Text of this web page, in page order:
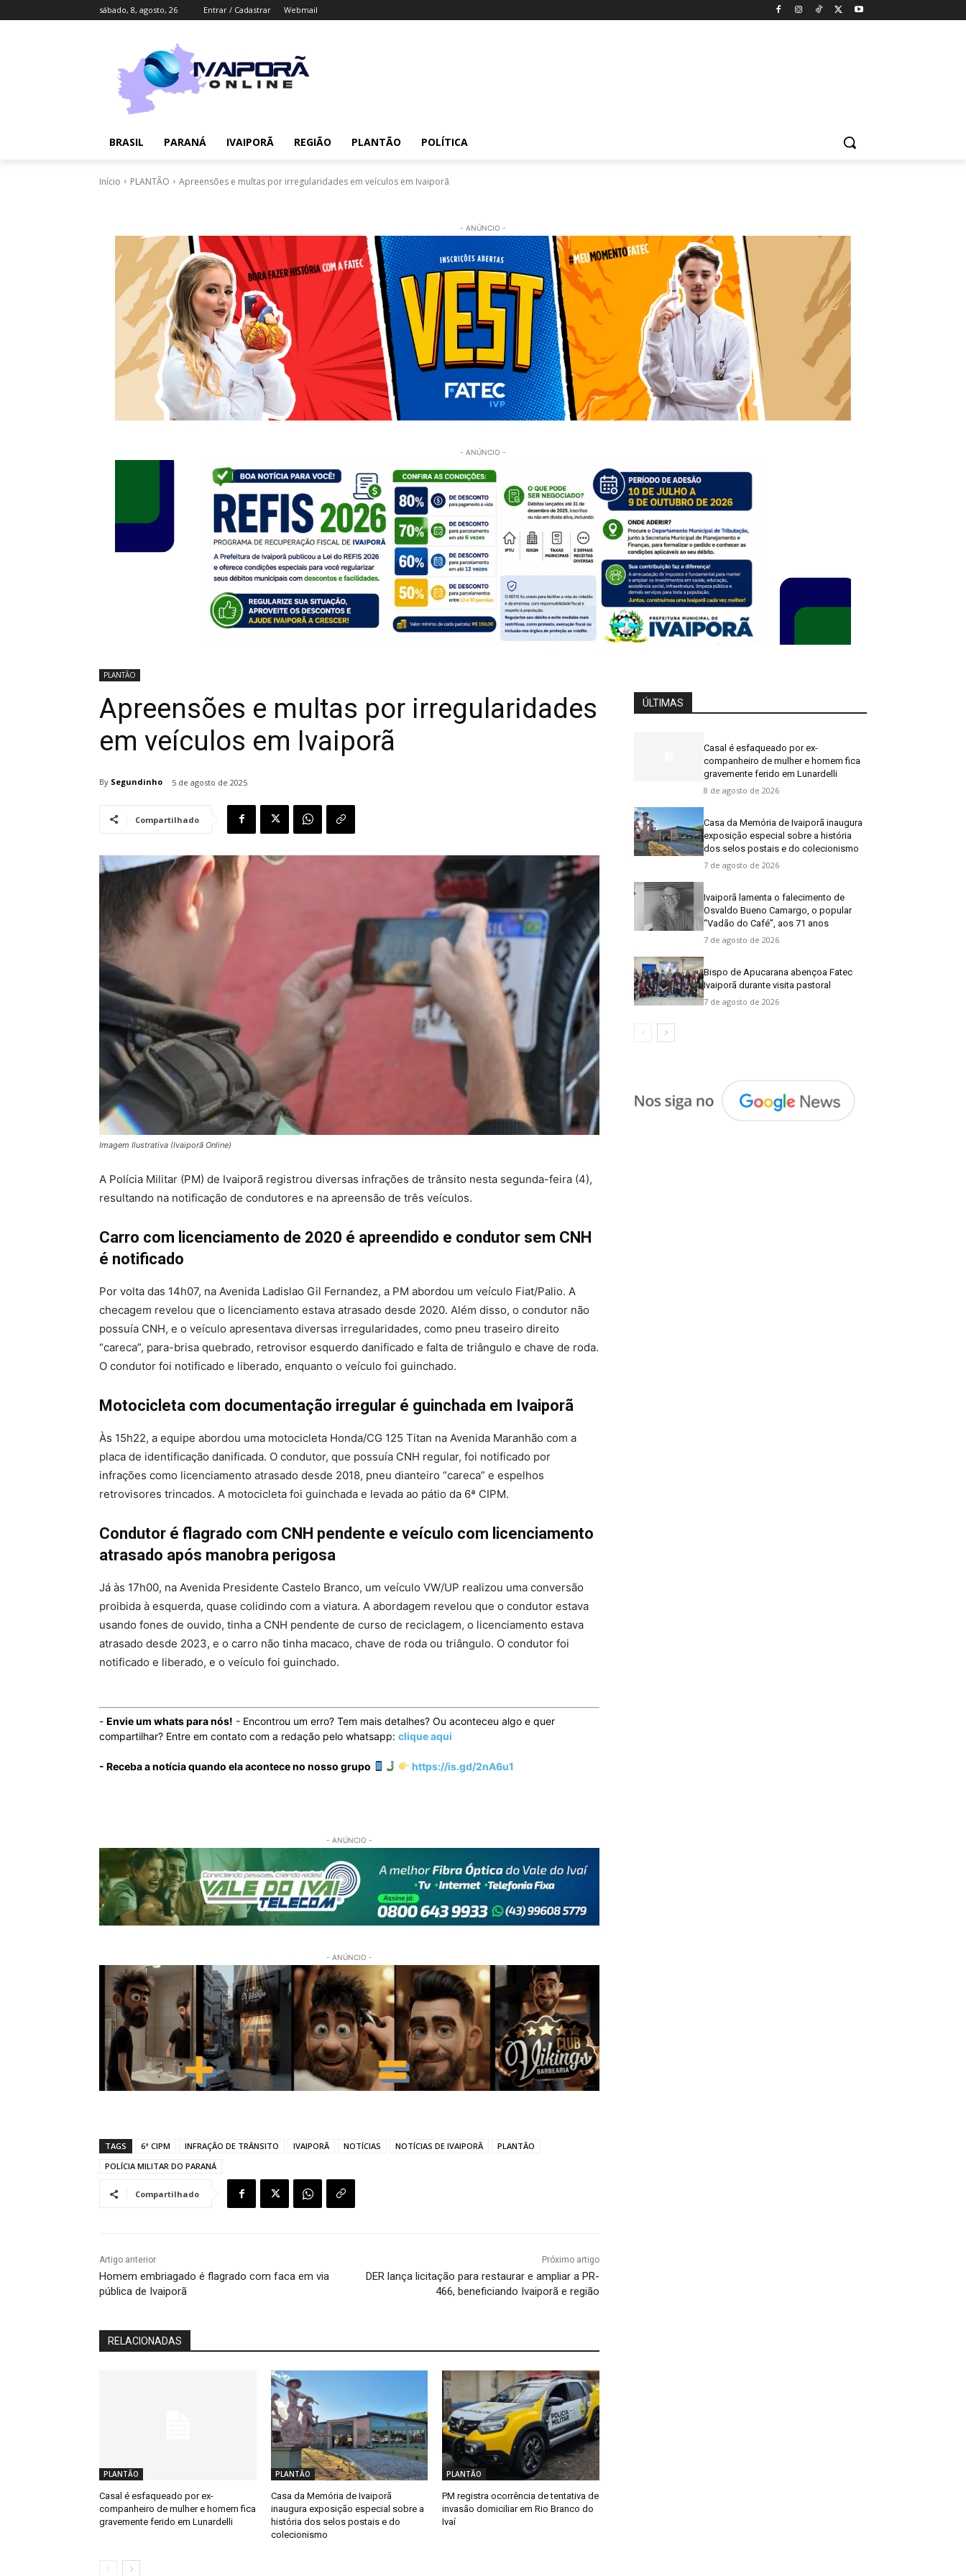
sábado, 8, agosto, 26 Entrar / Cadastrar Webmail
BRASIL PARANÁ IVAIPORÃ REGIÃO PLANTÃO POLÍTICA
Início PLANTÃO Apreensões e multas por irregularidades em veículos em Ivaiporã
- ANÚNCIO -
- ANÚNCIO -
PLANTÃO
Apreensões e multas por irregularidades
em veículos em Ivaiporã
By Segundinho 5 de agosto de 2025
Compartilhado
Imagem Ilustrativa (Ivaiporã Online)
A Polícia Militar (PM) de Ivaiporã registrou diversas infrações de trânsito nesta segunda-feira (4),
resultando na notificação de condutores e na apreensão de três veículos.
Carro com licenciamento de 2020 é apreendido e condutor sem CNH
é notificado
Por volta das 14h07, na Avenida Ladislao Gil Fernandez, a PM abordou um veículo Fiat/Palio. A
checagem revelou que o licenciamento estava atrasado desde 2020. Além disso, o condutor não
possuía CNH, e o veículo apresentava diversas irregularidades, como pneu traseiro direito
“careca”, para-brisa quebrado, retrovisor esquerdo danificado e falta de triângulo e chave de roda.
O condutor foi notificado e liberado, enquanto o veículo foi guinchado.
Motocicleta com documentação irregular é guinchada em Ivaiporã
Às 15h22, a equipe abordou uma motocicleta Honda/CG 125 Titan na Avenida Maranhão com a
placa de identificação danificada. O condutor, que possuía CNH regular, foi notificado por
infrações como licenciamento atrasado desde 2018, pneu dianteiro “careca” e espelhos
retrovisores trincados. A motocicleta foi guinchada e levada ao pátio da 6ª CIPM.
Condutor é flagrado com CNH pendente e veículo com licenciamento
atrasado após manobra perigosa
Já às 17h00, na Avenida Presidente Castelo Branco, um veículo VW/UP realizou uma conversão
proibida à esquerda, quase colidindo com a viatura. A abordagem revelou que o condutor estava
usando fones de ouvido, tinha a CNH pendente de curso de reciclagem, o licenciamento estava
atrasado desde 2023, e o carro não tinha macaco, chave de roda ou triângulo. O condutor foi
notificado e liberado, e o veículo foi guinchado.
- Envie um whats para nós! - Encontrou um erro? Tem mais detalhes? Ou aconteceu algo e quer
compartilhar? Entre em contato com a redação pelo whatsapp: clique aqui
- Receba a notícia quando ela acontece no nosso grupo https://is.gd/2nA6u1
- ANÚNCIO -
- ANÚNCIO -
TAGS 6ª CIPM INFRAÇÃO DE TRÂNSITO IVAIPORÃ NOTÍCIAS NOTÍCIAS DE IVAIPORÃ
PLANTÃO
POLÍCIA MILITAR DO PARANÁ
Compartilhado
Artigo anterior
Homem embriagado é flagrado com faca em via
pública de Ivaiporã
Próximo artigo
DER lança licitação para restaurar e ampliar a PR-
466, beneficiando Ivaiporã e região
RELACIONADAS
PLANTÃO
Casal é esfaqueado por ex-
companheiro de mulher e homem fica
gravemente ferido em Lunardelli
PLANTÃO
Casa da Memória de Ivaiporã
inaugura exposição especial sobre a
história dos selos postais e do
colecionismo
PLANTÃO
PM registra ocorrência de tentativa de
invasão domiciliar em Rio Branco do
Ivaí
ÚLTIMAS
Casal é esfaqueado por ex-
companheiro de mulher e homem fica
gravemente ferido em Lunardelli
8 de agosto de 2026
Casa da Memória de Ivaiporã inaugura
exposição especial sobre a história
dos selos postais e do colecionismo
7 de agosto de 2026
Ivaiporã lamenta o falecimento de
Osvaldo Bueno Camargo, o popular
“Vadão do Café”, aos 71 anos
7 de agosto de 2026
Bispo de Apucarana abençoa Fatec
Ivaiporã durante visita pastoral
7 de agosto de 2026